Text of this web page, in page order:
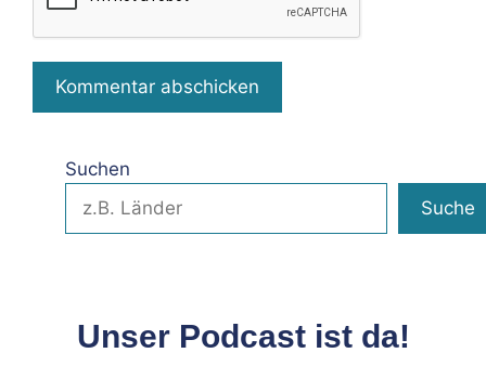
Suchen
Suche
Unser Podcast ist da!